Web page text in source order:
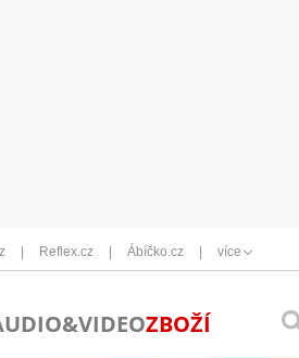
Reflex.cz Ábíčko.cz více
ZBOŽÍ